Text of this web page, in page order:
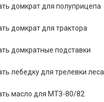
домкрат для полуприцепа
домкрат для трактора
домкратные подставки
лебедку для трелевки леса
масло для МТЗ-80/82